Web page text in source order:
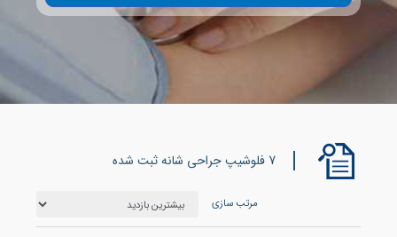
7 فلوشیپ جراحی شانه ثبت شده
مرتب سازی